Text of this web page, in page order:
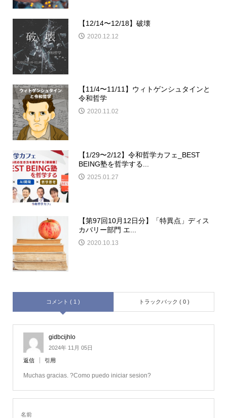
【12/14〜12/18】破壊
2020.12.12
【11/4〜11/11】ウィトゲンシュタインと
令和哲学
2020.11.02
【1/29〜2/12】令和哲学カフェ_BEST
BEING塾を哲学する...
2025.01.27
【第97回10月12日分】「特異点」ディス
カバリー部門 エ...
2020.10.13
コメント ( 1 ) トラックバック ( 0 )
gidbcijhlo
2024年 11月 05日
返信 引用
Muchas gracias. ?Como puedo iniciar sesion?
名前